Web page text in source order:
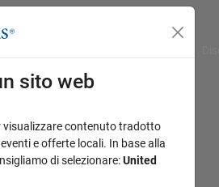
sito web
visualizzare contenuto tradotto
e offerte locali. In base alla
di selezionare:United